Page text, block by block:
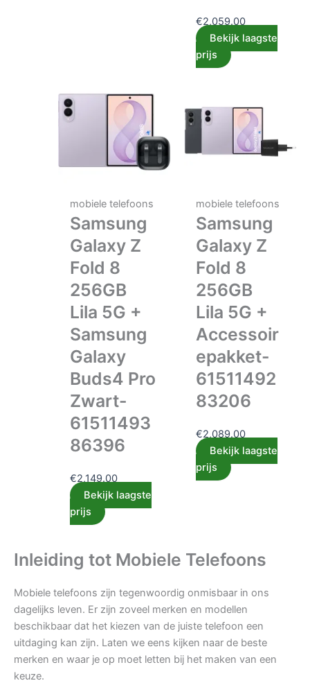
€2,059.00
Bekijk laagste
prijs
mobiele telefoons
Samsung
Galaxy Z
Fold 8
256GB
Lila 5G +
Samsung
Galaxy
Buds4 Pro
Zwart-
61511493
86396
€2,149.00
Bekijk laagste
prijs
mobiele telefoons
Samsung
Galaxy Z
Fold 8
256GB
Lila 5G +
Accessoir
epakket-
61511492
83206
€2,089.00
Bekijk laagste
prijs
Inleiding tot Mobiele Telefoons
Mobiele telefoons zijn tegenwoordig onmisbaar in ons
dagelijks leven. Er zijn zoveel merken en modellen
beschikbaar dat het kiezen van de juiste telefoon een
uitdaging kan zijn. Laten we eens kijken naar de beste
merken en waar je op moet letten bij het maken van een
keuze.